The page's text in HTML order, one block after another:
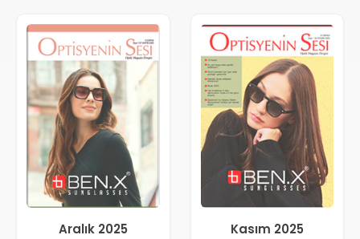
Aralık 2025 Kasım 2025